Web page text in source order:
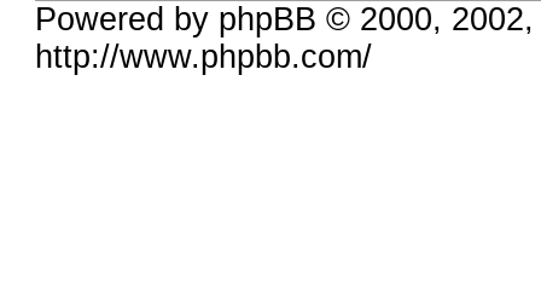
Powered by phpBB © 2000,
http://www.phpbb.com/